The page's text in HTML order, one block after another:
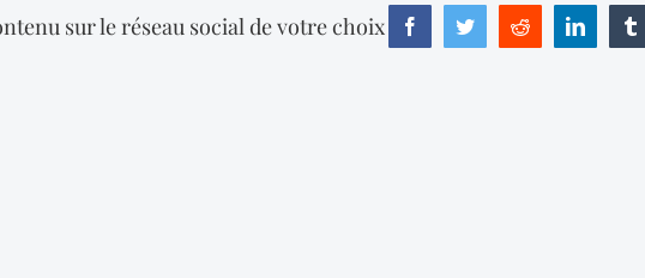
sur le réseau social de votre choix FacebookTwitterReddit LinkedIn